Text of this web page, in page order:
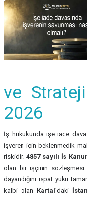
ve
2026
İş hukukunda işe iade
işveren için beklenmedik
riskidir. 4857 sayılı İş
olan bir işçinin sözleşmesi
dayandığını ispat yükü
kalbi olan Kartal ’daki